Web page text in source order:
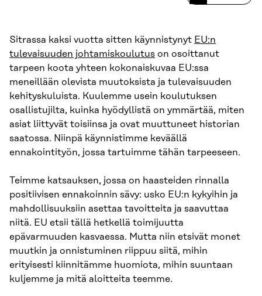
Sitrassa kaksi vuotta sitten käynnistynyt EU:n
tulevaisuuden johtamiskoulutus on osoittanut
tarpeen koota yhteen kokonaiskuvaa EU:ssa
meneillään olevista muutoksista ja tulevaisuuden
kehityskuluista. Kuulemme usein koulutuksen
osallistujilta, kuinka hyödyllistä on ymmärtää, miten
asiat liittyvät toisiinsa ja ovat muuttuneet historian
saatossa. Niinpä käynnistimme keväällä
ennakointityön, jossa tartuimme tähän tarpeeseen.
Teimme katsauksen, jossa on haasteiden rinnalla
positiivisen ennakoinnin sävy: usko EU:n kykyihin ja
mahdollisuuksiin asettaa tavoitteita ja saavuttaa
niitä. EU etsii tällä hetkellä toimijuutta
epävarmuuden kasvaessa. Mutta niin etsivät monet
muutkin ja onnistuminen riippuu siitä, mihin
erityisesti kiinnitämme huomiota, mihin suuntaan
kuljemme ja mitä aloitteita teemme.